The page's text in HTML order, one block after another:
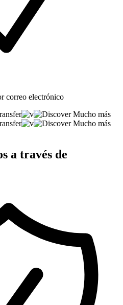
correo electrónico
Mucho más
Mucho más
a través de